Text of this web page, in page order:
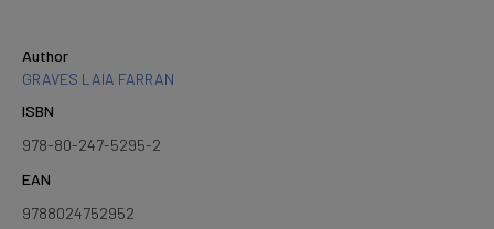
Author
GRAVES LAIA FARRAN
ISBN
978-80-247-5295-2
EAN
9788024752952